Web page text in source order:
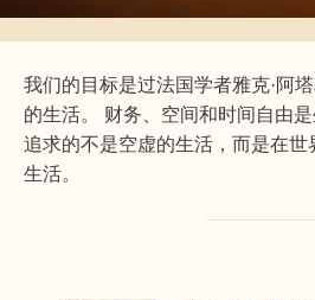
我们的目标是过法国学者雅克·阿
的生活。 财务、空间和时间自由
追求的不是空虚的生活，而是在世
生活。